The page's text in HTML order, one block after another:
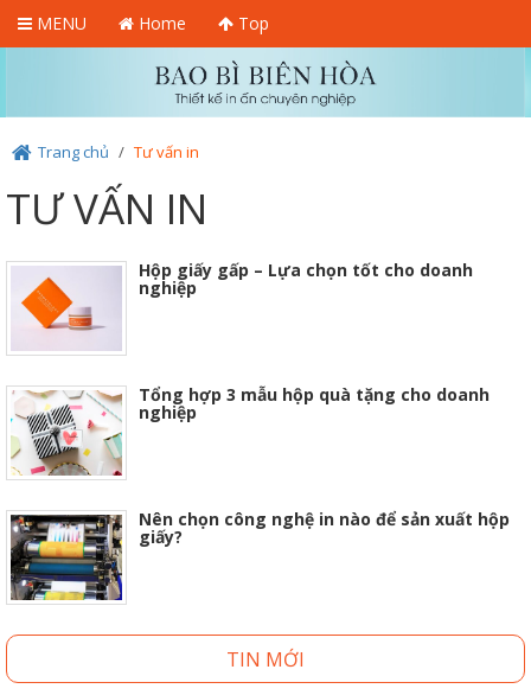
MENU Home Top
Trang chủ / Tư vấn in
TƯ VẤN IN
Hộp giấy gấp – Lựa chọn tốt cho doanh
nghiệp
Tổng hợp 3 mẫu hộp quà tặng cho doanh
nghiệp
Nên chọn công nghệ in nào để sản xuất hộp
giấy?
TIN MỚI